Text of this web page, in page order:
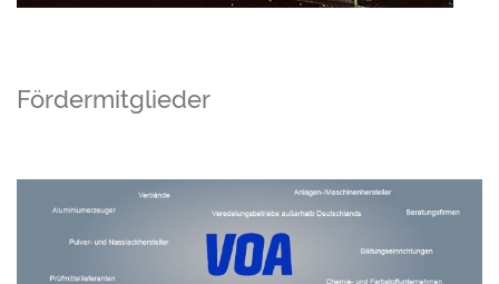
Fördermitglieder